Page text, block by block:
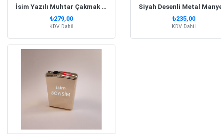
İsim Yazılı Muhtar Çakmak - Benzin
₺279,00
KDV Dahil
₺235,00
KDV Dahil